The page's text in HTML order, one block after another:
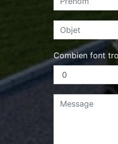
Combien font